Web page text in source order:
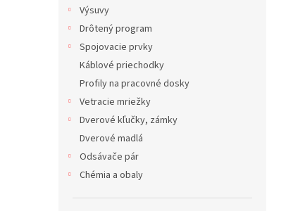
Výsuvy
Drôtený program
Spojovacie prvky
Káblové priechodky
Profily na pracovné dosky
Vetracie mriežky
Dverové kľučky, zámky
Dverové madlá
Odsávače pár
Chémia a obaly